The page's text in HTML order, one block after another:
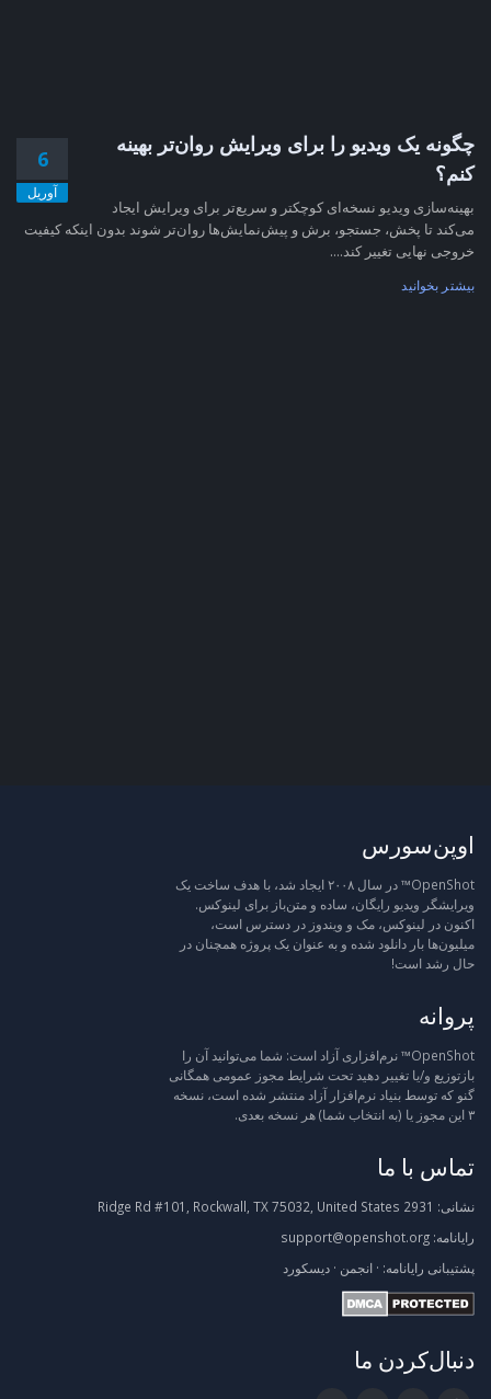
6
آوریل
چگونه یک ویدیو را برای ویرایش روان‌تر بهینه
کنم؟
بهینه‌سازی ویدیو نسخه‌ای کوچکتر و سریع‌تر برای ویرایش ایجاد
می‌کند تا پخش، جستجو، برش و پیش‌نمایش‌ها روان‌تر شوند بدون اینکه کیفیت
خروجی نهایی تغییر کند....
بیشتر بخوانید
اوپن‌سورس
OpenShot™ در سال ۲۰۰۸ ایجاد شد، با هدف ساخت یک
ویرایشگر ویدیو رایگان، ساده و متن‌باز برای لینوکس.
اکنون در لینوکس، مک و ویندوز در دسترس است،
میلیون‌ها بار دانلود شده و به عنوان یک پروژه همچنان در
حال رشد است!
پروانه
OpenShot™ نرم‌افزاری آزاد است: شما می‌توانید آن را
بازتوزیع و/یا تغییر دهید تحت شرایط مجوز عمومی همگانی
گنو که توسط بنیاد نرم‌افزار آزاد منتشر شده است، نسخه
۳ این مجوز یا (به انتخاب شما) هر نسخه بعدی.
تماس با ما
نشانی:
رایانامه: support@openshot.org
پشتیبانی رایانامه: · انجمن · دیسکورد
دنبال‌کردن ما